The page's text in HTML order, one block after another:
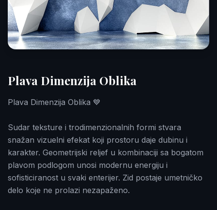
Plava Dimenzija Oblika
Plava Dimenzija Oblika 💙
Sudar teksture i trodimenzionalnih formi stvara
snažan vizuelni efekat koji prostoru daje dubinu i
karakter. Geometrijski reljef u kombinaciji sa bogatom
plavom podlogom unosi modernu energiju i
sofisticiranost u svaki enterijer. Zid postaje umetničko
delo koje ne prolazi nezapaženo.